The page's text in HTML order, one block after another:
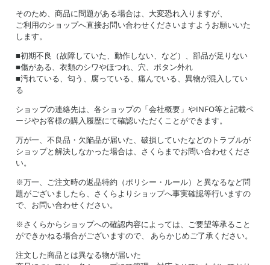
そのため、商品に問題がある場合は、大変恐れ入りますが、
ご利用のショップへ直接お問い合わせくださいますようお願いいた
します。
■初期不良（故障していた、動作しない、など）、部品が足りない
■傷がある、衣類のシワやほつれ、穴、ボタン外れ
■汚れている、匂う、腐っている、痛んでいる、異物が混入してい
る
ショップの連絡先は、各ショップの「会社概要」やINFO等と記載ペ
ージやお客様の購入履歴にて確認いただくことができます。
万が一、不良品・欠陥品が届いた、破損していたなどのトラブルが
ショップと解決しなかった場合は、さくらまでお問い合わせくださ
い。
※万一、ご注文時の返品特約（ポリシー・ルール）と異なるなど問
題がございましたら、さくらよりショップへ事実確認等行いますの
で、お問い合わせください。
※さくらからショップへの確認内容によっては、ご要望等承ること
ができかねる場合がございますので、 あらかじめご了承ください。
注文した商品とは異なる物が届いた